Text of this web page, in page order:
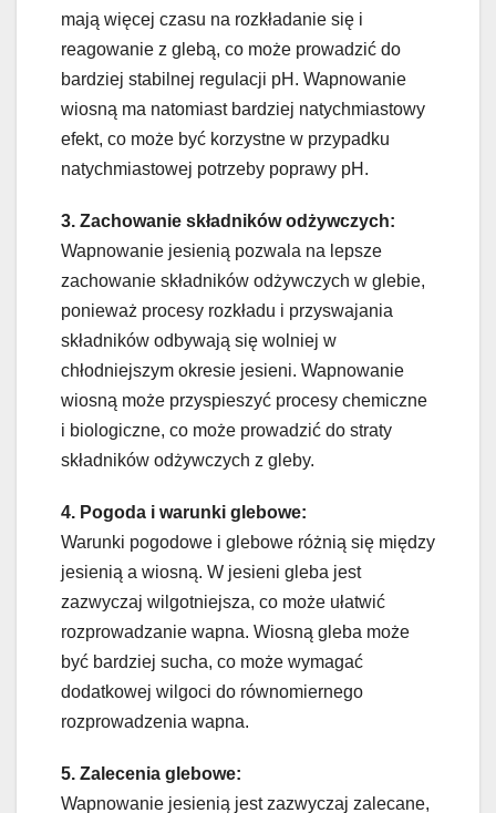
mają więcej czasu na rozkładanie się i
reagowanie z glebą, co może prowadzić do
bardziej stabilnej regulacji pH. Wapnowanie
wiosną ma natomiast bardziej natychmiastowy
efekt, co może być korzystne w przypadku
natychmiastowej potrzeby poprawy pH.
3. Zachowanie składników odżywczych:
Wapnowanie jesienią pozwala na lepsze
zachowanie składników odżywczych w glebie,
ponieważ procesy rozkładu i przyswajania
składników odbywają się wolniej w
chłodniejszym okresie jesieni. Wapnowanie
wiosną może przyspieszyć procesy chemiczne
i biologiczne, co może prowadzić do straty
składników odżywczych z gleby.
4. Pogoda i warunki glebowe:
Warunki pogodowe i glebowe różnią się między
jesienią a wiosną. W jesieni gleba jest
zazwyczaj wilgotniejsza, co może ułatwić
rozprowadzanie wapna. Wiosną gleba może
być bardziej sucha, co może wymagać
dodatkowej wilgoci do równomiernego
rozprowadzenia wapna.
5. Zalecenia glebowe:
Wapnowanie jesienią jest zazwyczaj zalecane,